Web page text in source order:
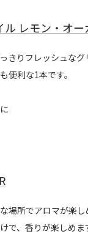
ル レモン・オ
きりフレッシュな
便利な1本です。
場所でアロマが楽
で、香りが楽しめ